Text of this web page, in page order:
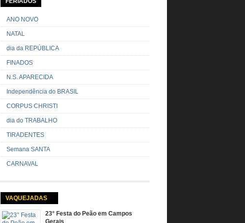
passando pela cidade e visitando a casa das pessoas,
onde são entoadas profecias […]
ANO NOVO
NATAL
dia da REPÚBLICA
FINADOS
N.S. APARECIDA
Independência do BRASIL
CORPUS CHRISTI
dia do TRABALHO
TIRADENTES
Semana SANTA
CARNAVAL
VAQUEJADAS
23° Festa do Peão em Campos
Gerais